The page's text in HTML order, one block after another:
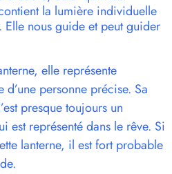
la lumière individuelle
Elle nous guide et peut guider
elle représente
d’une personne précise. Sa
presque toujours un
est représenté dans le rêve. Si
lanterne, il est fort probable